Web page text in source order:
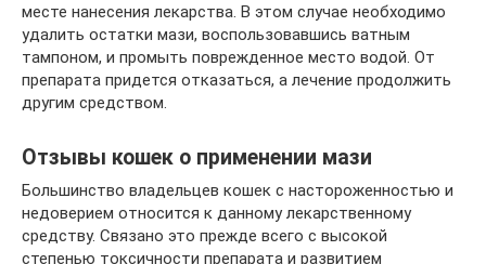
месте нанесения лекарства. В этом случае необходимо
удалить остатки мази, воспользовавшись ватным
тампоном, и промыть поврежденное место водой. От
препарата придется отказаться, а лечение продолжить
другим средством.
Отзывы кошек о применении мази
Большинство владельцев кошек с настороженностью и
недоверием относится к данному лекарственному
средству. Связано это прежде всего с высокой
степенью токсичности препарата и развитием